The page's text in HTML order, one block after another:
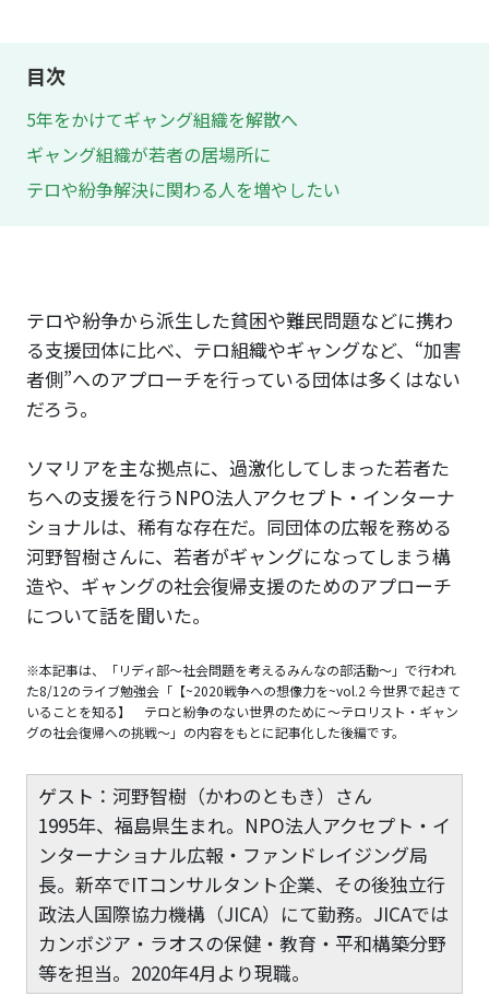
目次
5年をかけてギャング組織を解散へ
ギャング組織が若者の居場所に
テロや紛争解決に関わる人を増やしたい
テロや紛争から派生した貧困や難民問題などに携わ
る支援団体に比べ、テロ組織やギャングなど、“加害
者側”へのアプローチを行っている団体は多くはない
だろう。
ソマリアを主な拠点に、過激化してしまった若者た
ちへの支援を行うNPO法人アクセプト・インターナ
ショナルは、稀有な存在だ。同団体の広報を務める
河野智樹さんに、若者がギャングになってしまう構
造や、ギャングの社会復帰支援のためのアプローチ
について話を聞いた。
※本記事は、「リディ部〜社会問題を考えるみんなの部活動〜」で行われ
た8/12のライブ勉強会「【~2020戦争への想像力を~vol.2 今世界で起きて
いることを知る】 テロと紛争のない世界のために〜テロリスト・ギャン
グの社会復帰への挑戦〜」の内容をもとに記事化した後編です。
ゲスト：河野智樹（かわのともき）さん
1995年、福島県生まれ。NPO法人アクセプト・イ
ンターナショナル広報・ファンドレイジング局
長。新卒でITコンサルタント企業、その後独立行
政法人国際協力機構（JICA）にて勤務。JICAでは
カンボジア・ラオスの保健・教育・平和構築分野
等を担当。2020年4月より現職。